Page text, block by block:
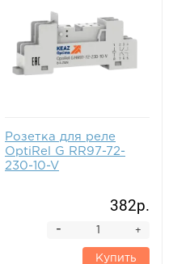
Розетка для реле
OptiRel G RR97-72-
230-10-V
382р.
+
-
Купить